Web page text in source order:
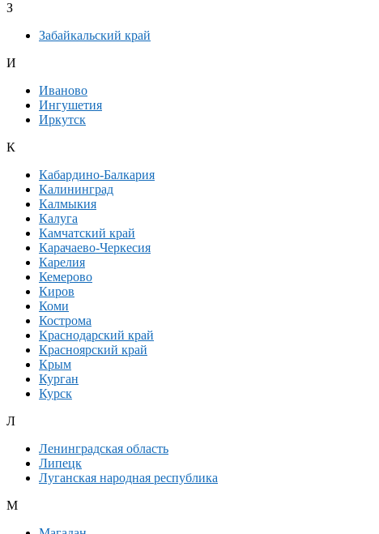
З
Забайкальский край
И
Иваново
Ингушетия
Иркутск
К
Кабардино-Балкария
Калининград
Калмыкия
Калуга
Камчатский край
Карачаево-Черкесия
Карелия
Кемерово
Киров
Коми
Кострома
Краснодарский край
Красноярский край
Крым
Курган
Курск
Л
Ленинградская область
Липецк
Луганская народная республика
М